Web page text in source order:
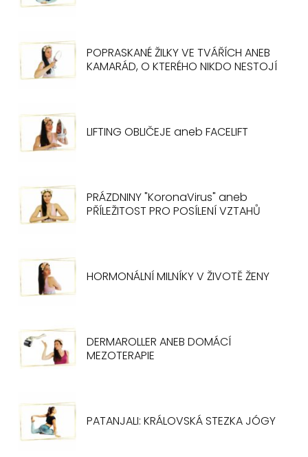
POPRASKANÉ ŽILKY VE TVÁŘÍCH ANEB
KAMARÁD, O KTERÉHO NIKDO NESTOJÍ
LIFTING OBLIČEJE aneb FACELIFT
PRÁZDNINY "KoronaVirus" aneb
PŘÍLEŽITOST PRO POSÍLENÍ VZTAHŮ
HORMONÁLNÍ MILNÍKY V ŽIVOTĚ ŽENY
DERMAROLLER ANEB DOMÁCÍ
MEZOTERAPIE
PATANJALI: KRÁLOVSKÁ STEZKA JÓGY